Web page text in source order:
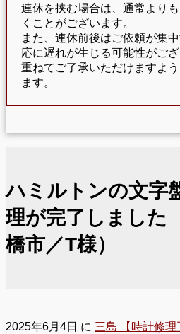
連休を挟む場合は、通常より
くことがございます。
また、連休前後はご依頼が集
応に遅れが生じる可能性がござ
重ねてご了承いただけますよ
ます。
ハミルトンの文字
理が完了しました
橋市／T様）
2025年6月4日 に 三島 【時計修理